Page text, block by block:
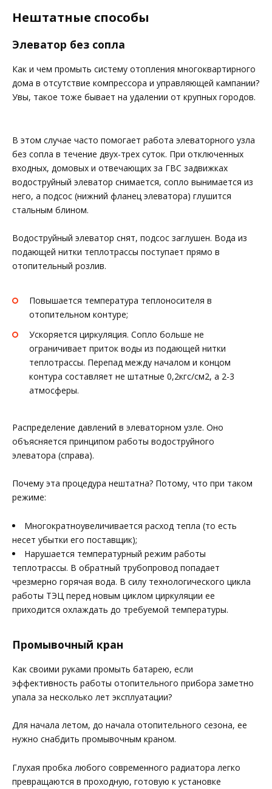
Нештатные способы
Элеватор без сопла
Как и чем промыть систему отопления многоквартирного
дома в отсутствие компрессора и управляющей кампании?
Увы, такое тоже бывает на удалении от крупных городов.
В этом случае часто помогает работа элеваторного узла
без сопла в течение двух-трех суток. При отключенных
входных, домовых и отвечающих за ГВС задвижках
водоструйный элеватор снимается, сопло вынимается из
него, а подсос (нижний фланец элеватора) глушится
стальным блином.
Водоструйный элеватор снят, подсос заглушен. Вода из
подающей нитки теплотрассы поступает прямо в
отопительный розлив.
Повышается температура теплоносителя в
отопительном контуре;
Ускоряется циркуляция. Сопло больше не
ограничивает приток воды из подающей нитки
теплотрассы. Перепад между началом и концом
контура составляет не штатные 0,2кгс/см2, а 2-3
атмосферы.
Распределение давлений в элеваторном узле. Оно
объясняется принципом работы водоструйного
элеватора (справа).
Почему эта процедура нештатна? Потому, что при таком
режиме:
Многократноувеличивается расход тепла (то есть
несет убытки его поставщик);
Нарушается температурный режим работы
теплотрассы. В обратный трубопровод попадает
чрезмерно горячая вода. В силу технологического цикла
работы ТЭЦ перед новым циклом циркуляции ее
приходится охлаждать до требуемой температуры.
Промывочный кран
Как своими руками промыть батарею, если
эффективность работы отопительного прибора заметно
упала за несколько лет эксплуатации?
Для начала летом, до начала отопительного сезона, ее
нужно снабдить промывочным краном.
Глухая пробка любого современного радиатора легко
превращаются в проходную, готовую к установке